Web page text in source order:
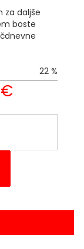
za daljše
boste
22 %